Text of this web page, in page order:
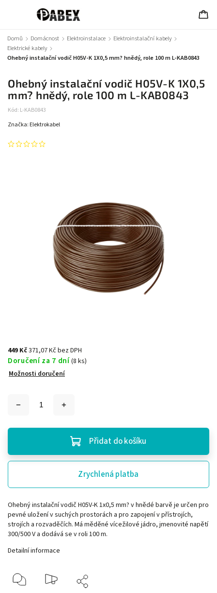
Domů / Domácnost / Elektroinstalace / Elektroinstalační kabely /
Elektrické kabely /
Ohebný instalační vodič H05V-K 1X0,5 mm? hnědý, role 100 m L-KAB0843
Ohebný instalační vodič H05V-K 1X0,5
mm? hnědý, role 100 m L-KAB0843
Kód: L-KAB0843
Značka: Elektrokabel
449 Kč371,07 Kč bez DPH
Doručení za 7 dní(8 ks)
Možnosti doručení
Přidat do košíku
Zrychlená platba
Ohebný instalační vodič H05V-K 1x0,5 mm? v hnědé barvě je určen pro
pevné uložení v suchých prostorách a pro zapojení v přístrojích,
strojích a rozvaděčích. Má měděné vícežilové jádro, jmenovité napětí
300/500 V a dodává se v roli 100 m.
Detailní informace